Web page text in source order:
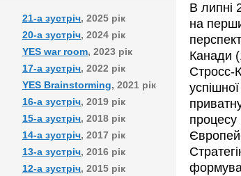
21-а зустріч, 2025 рік
20-а зустріч, 2024 рік
YES war room, 2023 рік
17-а зустріч, 2022 рік
YES Brainstorming, 2021 рік
16-а зустріч, 2019 рік
15-а зустріч, 2018 рік
14-а зустріч, 2017 рік
13-а зустріч, 2016 рік
12-а зустріч, 2015 рік
В липні
на
Канади
Стросс-